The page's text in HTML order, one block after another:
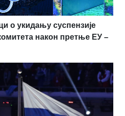
о укидању суспензије
након претње ЕУ –